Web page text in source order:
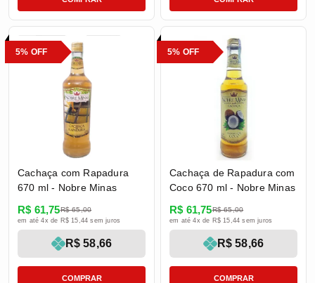
Cachaça com Rapadura
670 ml - Nobre Minas
R$ 61,75R$ 65,00
5% OFF
R$ 58,66
em até 4x de R$ 15,44 sem juros
COMPRAR
Cachaça de Rapadura com
Coco 670 ml - Nobre Minas
R$ 61,75R$ 65,00
5% OFF
R$ 58,66
em até 4x de R$ 15,44 sem juros
COMPRAR